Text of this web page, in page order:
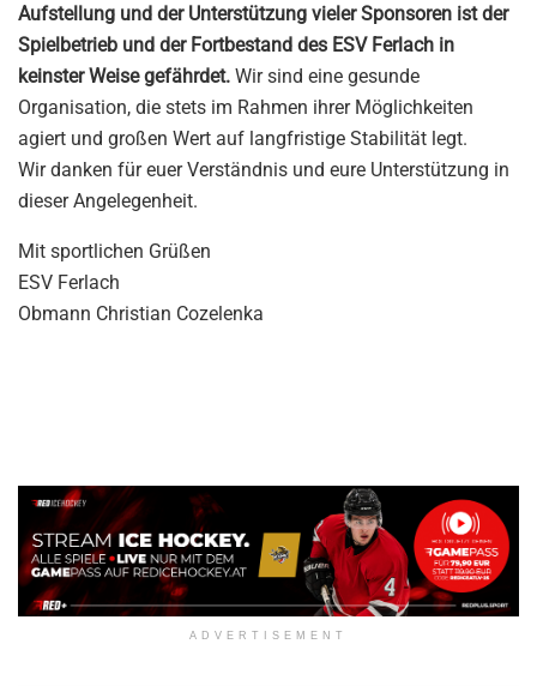
Aufstellung und der Unterstützung vieler Sponsoren ist der
Spielbetrieb und der Fortbestand des ESV Ferlach in
keinster Weise gefährdet. Wir sind eine gesunde
Organisation, die stets im Rahmen ihrer Möglichkeiten
agiert und großen Wert auf langfristige Stabilität legt.
Wir danken für euer Verständnis und eure Unterstützung in
dieser Angelegenheit.
Mit sportlichen Grüßen
ESV Ferlach
Obmann Christian Cozelenka
ADVERTISEMENT